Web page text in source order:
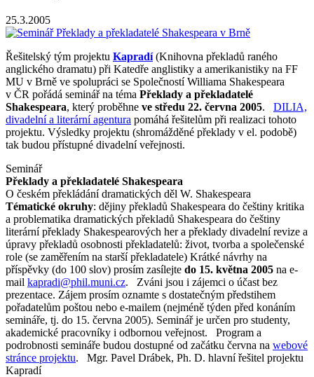
25.3.2005
Řešitelský tým projektu Kapradí(Knihovna překladů raného
anglického dramatu) při Katedře anglistiky a amerikanistiky na FF
MU v Brně ve spolupráci se Společností Williama Shakespeara
v ČR pořádá seminář na téma Překlady a překladatelé
Shakespeara, který proběhne ve středu 22. června 2005. DILIA,
divadelní a literární agentura pomáhá řešitelům při realizaci tohoto
projektu. Výsledky projektu (shromážděné překlady v el. podobě)
tak budou přístupné divadelní veřejnosti.
Seminář
Překlady a překladatelé Shakespeara
O českém překládání dramatických děl W. Shakespeara
Tématické okruhy: dějiny překladů Shakespeara do češtiny kritika
a problematika dramatických překladů Shakespeara do češtiny
literární překlady Shakespearových her a překlady divadelní revize a
úpravy překladů osobnosti překladatelů: život, tvorba a společenské
role (se zaměřením na starší překladatele) Krátké návrhy na
příspěvky (do 100 slov) prosím zasílejte do 15. května 2005 na e-
mail kapradi@phil.muni.cz. Zváni jsou i zájemci o účast bez
prezentace. Zájem prosím oznamte s dostatečným předstihem
pořadatelům poštou nebo e-mailem (nejméně týden před konáním
semináře, tj. do 15. června 2005). Seminář je určen pro studenty,
akademické pracovníky i odbornou veřejnost. Program a
podrobnosti semináře budou dostupné od začátku června na webové
stránce projektu. Mgr. Pavel Drábek, Ph. D. hlavní řešitel projektu
Kapradí